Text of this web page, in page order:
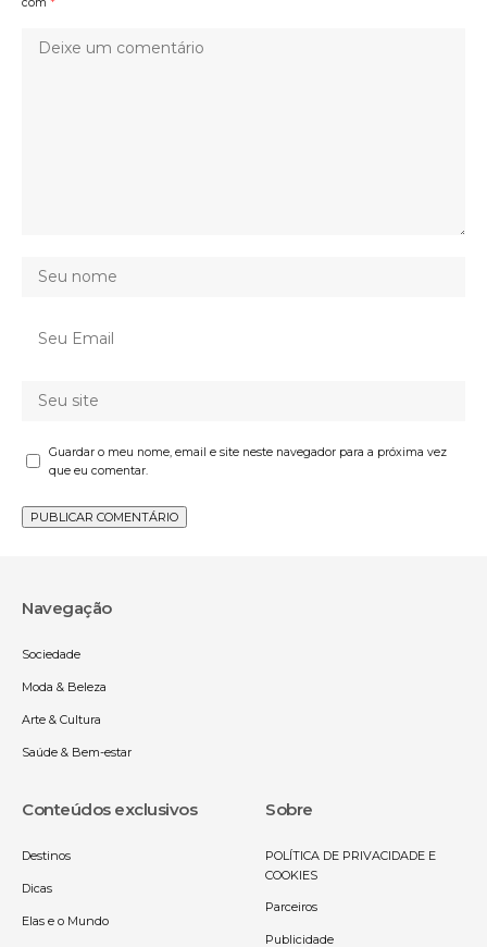
Guardar o meu nome, email e site neste navegador para a próxima vez
que eu comentar.
Navegação
Sociedade
Moda & Beleza
Arte & Cultura
Saúde & Bem-estar
Conteúdos exclusivos
Destinos
Dicas
Elas e o Mundo
Sobre
POLÍTICA DE PRIVACIDADE E
COOKIES
Parceiros
Publicidade